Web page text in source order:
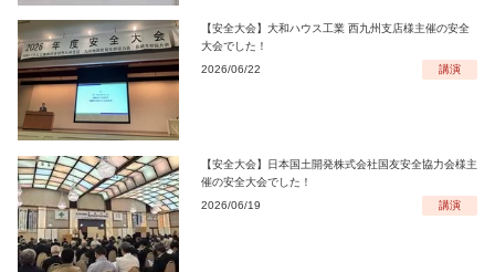
【安全大会】大和ハウス工業 西九州支店様主催の安全
大会でした！
2026/06/22
講演
【安全大会】日本国土開発株式会社国友安全協力会様主
催の安全大会でした！
2026/06/19
講演